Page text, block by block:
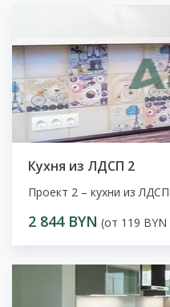
Кухня из ЛДСП 2
Проект 2 – кухни из
2 844 BYN (от 119